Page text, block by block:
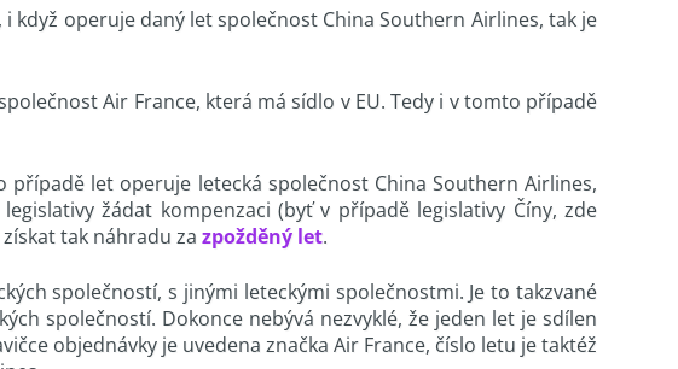
když operuje daný let společnost China Southern Airlines, tak je
Air France, která má sídlo v EU. Tedy i v tomto případě
let operuje letecká společnost China Southern Airlines,
žádat kompenzaci (byť v případě legislativy Číny, zde
tak náhradu za zpožděný let.
společností, s jinými leteckými společnostmi. Je to takzvané
společností. Dokonce nebývá nezvyklé, že jeden let je sdílen
objednávky je uvedena značka Air France, číslo letu je taktéž